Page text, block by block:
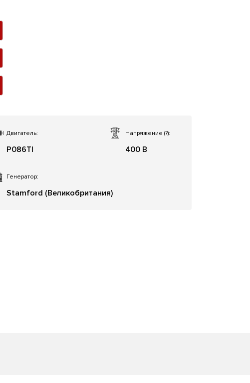
Двигатель:
P086TI
Напряжение(?):
400 В
Генератор:
Stamford (Великобритания)